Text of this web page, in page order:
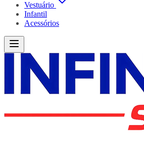
Vestuário
Infantil
Acessórios